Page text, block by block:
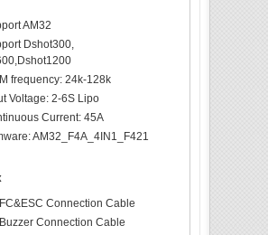
AM32
Dshot300,
frequency: 24k-128k
Voltage: 2-6S Lipo
Current: 45A
AM32_F4A_4IN1_F421
Connection Cable
Connection Cable